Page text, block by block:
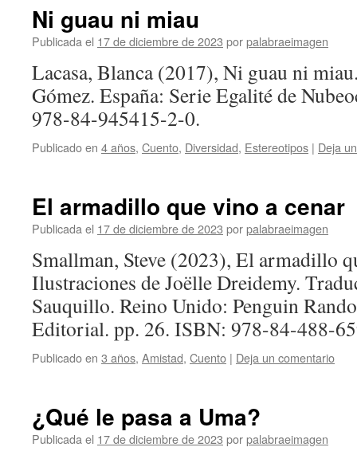
Ni guau ni miau
Publicada el 17 de diciembre de 2023 porpalabraeimagen
Lacasa, Blanca (2017), Ni guau ni
Gómez. España: Serie Egalité de
978-84-945415-2-0.
Publicado en 4 años, Cuento, Diversidad, Estereotipos | Deja
El armadillo que vino a cenar
Publicada el 17 de diciembre de 2023 porpalabraeimagen
Smallman, Steve (2023), El armadillo
Ilustraciones de Joëlle Dreidemy.
Sauquillo. Reino Unido: Penguin
Editorial. pp. 26. ISBN: 978-84-488-
Publicado en 3 años, Amistad, Cuento | Deja un comentario
¿Qué le pasa a Uma?
Publicada el 17 de diciembre de 2023 porpalabraeimagen